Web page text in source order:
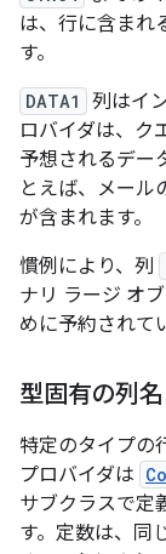
は、行に含まれ
す。
DATA1
列はイ
ロバイダは、ク
予想されるデー
とえば、メール
が含まれます。
慣例により、列
ナリ ラージ オ
めに予約されて
型固有の列名
特定のタイプの
プロバイダは
サブクラスで定
す。定数は、同